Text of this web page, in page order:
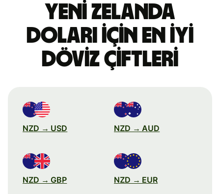
Yeni Zelanda
doları için en iyi
döviz çiftleri
NZD → USD NZD → AUD
NZD → GBP NZD → EUR